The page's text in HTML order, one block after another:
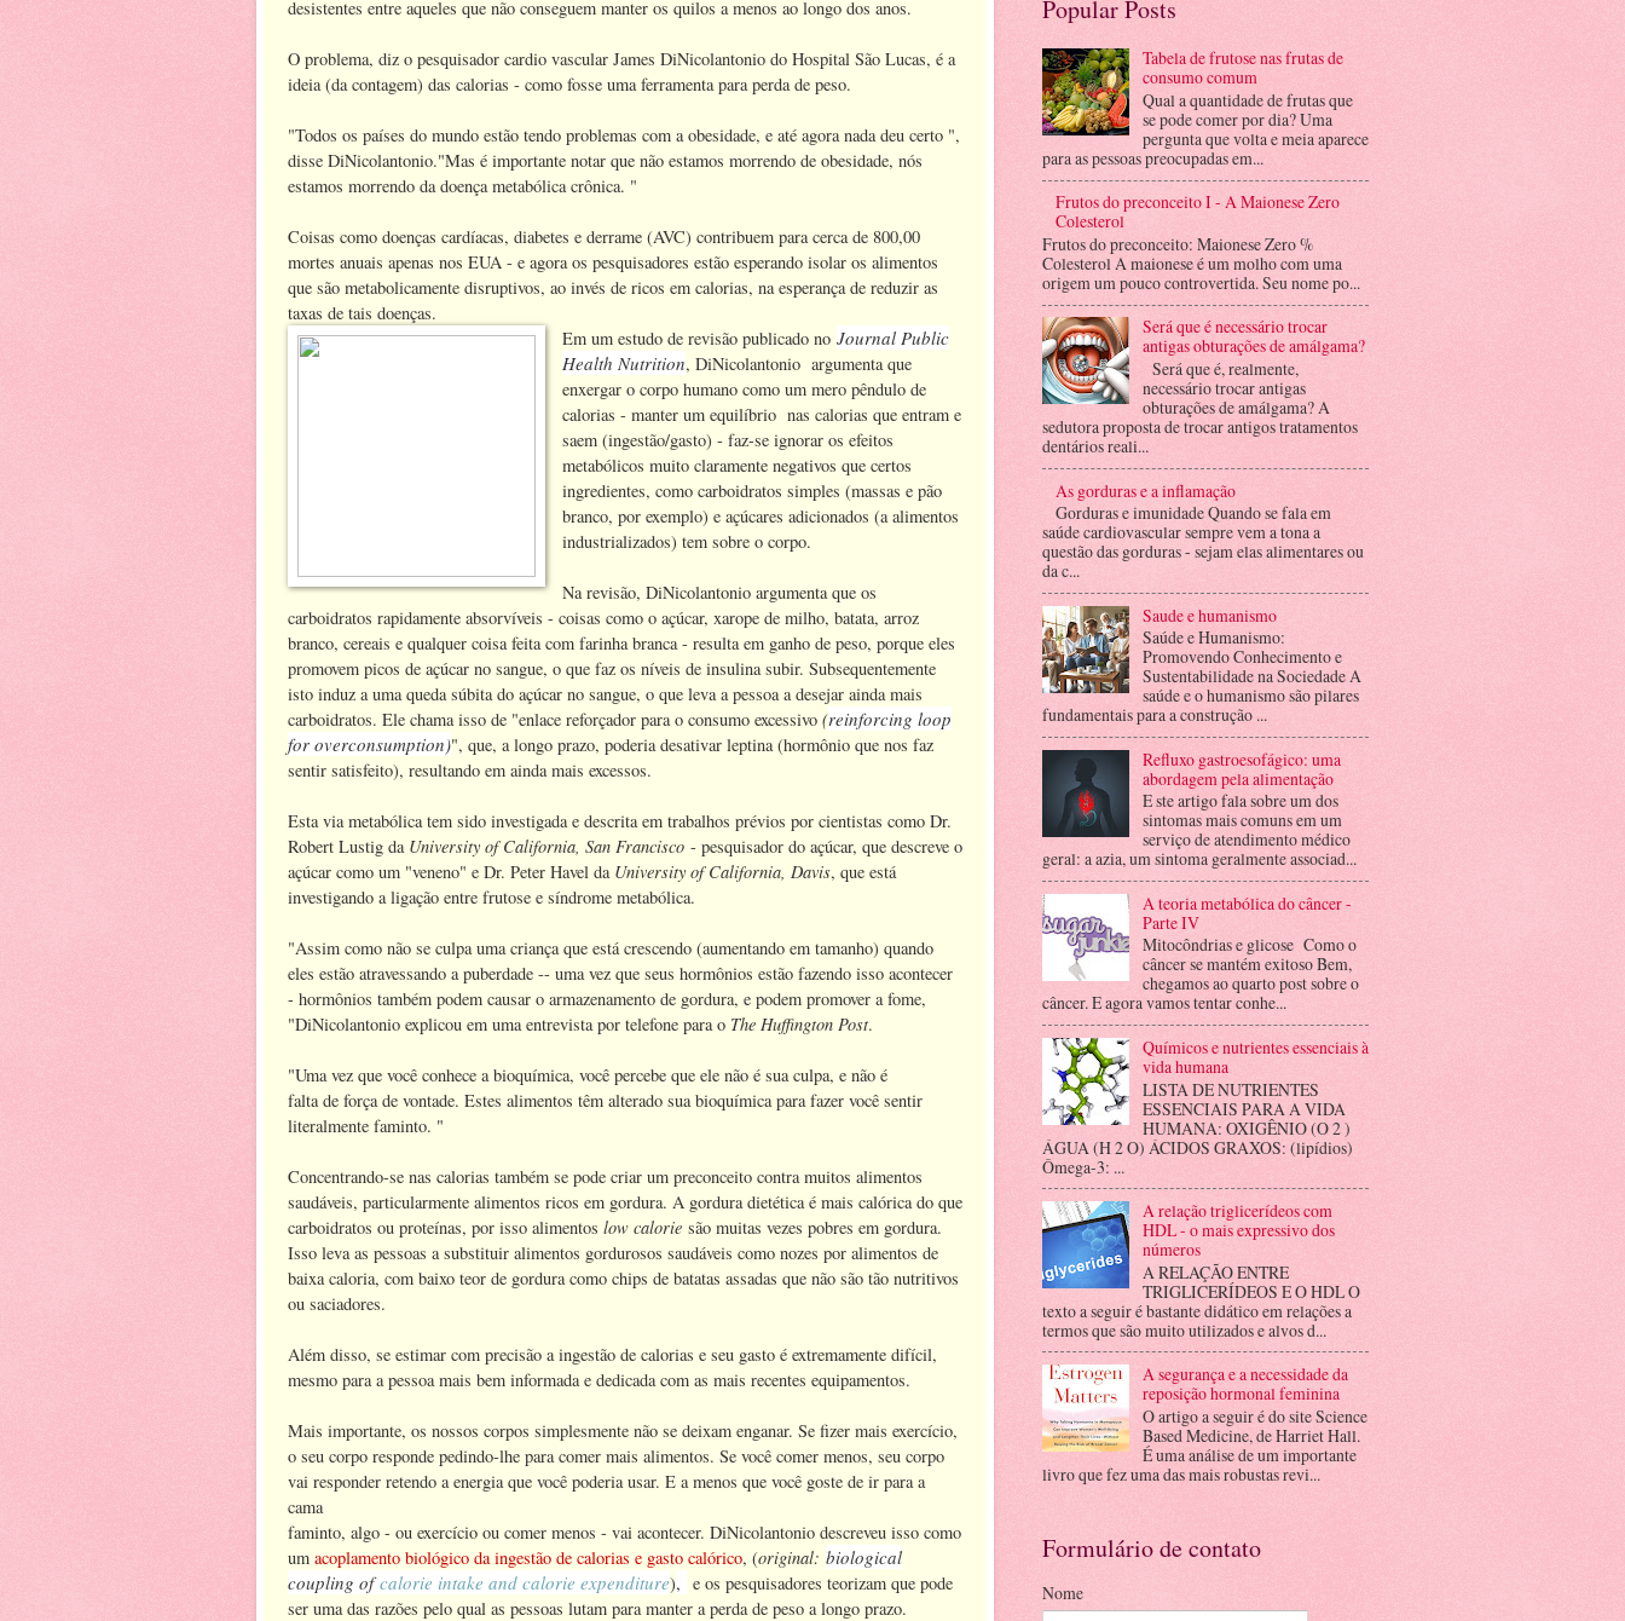
desistentes entre aqueles que não conseguem manter os quilos a menos ao longo dos anos.
O problema, diz o pesquisador cardio vascular James DiNicolantonio do Hospital São Lucas, é a
ideia (da contagem) das calorias - como fosse uma ferramenta para perda de peso.
"Todos os países do mundo estão tendo problemas com a obesidade, e até agora nada deu certo ",
disse DiNicolantonio."Mas é importante notar que não estamos morrendo de obesidade, nós
estamos morrendo da doença metabólica crônica. "
Coisas como doenças cardíacas, diabetes e derrame (AVC) contribuem para cerca de 800,00
mortes anuais apenas nos EUA - e agora os pesquisadores estão esperando isolar os alimentos
que são metabolicamente disruptivos, ao invés de ricos em calorias, na esperança de reduzir as
taxas de tais doenças.
Em um estudo de revisão publicado noJournal Public
Health Nutrition, DiNicolantonio argumenta que
enxergar o corpo humano como um mero pêndulo de
calorias - manter um equilíbrio nas calorias que entram e
saem (ingestão/gasto) - faz-se ignorar os efeitos
metabólicos muito claramente negativos que certos
ingredientes, como carboidratos simples (massas e pão
branco, por exemplo) e açúcares adicionados (a alimentos
industrializados) tem sobre o corpo.
Na revisão, DiNicolantonio argumenta que os
carboidratos rapidamente absorvíveis - coisas como o açúcar, xarope de milho, batata, arroz
branco, cereais e qualquer coisa feita com farinha branca - resulta em ganho de peso, porque eles
promovem picos de açúcar no sangue, o que faz os níveis de insulina subir. Subsequentemente
isto induz a uma queda súbita do açúcar no sangue, o que leva a pessoa a desejar ainda mais
carboidratos. Ele chama isso de "enlace reforçador para o consumo excessivo (reinforcing loop
for overconsumption)", que, a longo prazo, poderia desativar leptina (hormônio que nos faz
sentir satisfeito), resultando em ainda mais excessos.
Esta via metabólica tem sido investigada e descrita em trabalhos prévios por cientistas como Dr.
Robert Lustig da University of California, San Francisco - pesquisador do açúcar, que descreve o
açúcar como um "veneno" e Dr. Peter Havel da University of California, Davis, que está
investigando a ligação entre frutose e síndrome metabólica.
"Assim como não se culpa uma criança que está crescendo (aumentando em tamanho) quando
eles estão atravessando a puberdade -- uma vez que seus hormônios estão fazendo isso acontecer
- hormônios também podem causar o armazenamento de gordura, e podem promover a fome,
"DiNicolantonio explicou em uma entrevista por telefone para o The Huffington Post.
"Uma vez que você conhece a bioquímica, você percebe que ele não é sua culpa, e não é
falta de força de vontade. Estes alimentos têm alterado sua bioquímica para fazer você sentir
literalmente faminto. "
Concentrando-se nas calorias também se pode criar um preconceito contra muitos alimentos
saudáveis, particularmente alimentos ricos em gordura. A gordura dietética é mais calórica do que
carboidratos ou proteínas, por isso alimentos low calorie são muitas vezes pobres em gordura.
Isso leva as pessoas a substituir alimentos gordurosos saudáveis como nozes por alimentos de
baixa caloria, com baixo teor de gordura como chips de batatas assadas que não são tão nutritivos
ou saciadores.
Além disso, se estimar com precisão a ingestão de calorias e seu gasto é extremamente difícil,
mesmo para a pessoa mais bem informada e dedicada com as mais recentes equipamentos.
Mais importante, os nossos corpos simplesmente não se deixam enganar. Se fizer mais exercício,
o seu corpo responde pedindo-lhe para comer mais alimentos. Se você comer menos, seu corpo
vai responder retendo a energia que você poderia usar. E a menos que você goste de ir para a
cama
faminto, algo - ou exercício ou comer menos - vai acontecer. DiNicolantonio descreveu isso como
um acoplamento biológico da ingestão de calorias e gasto calórico, (original: biological
coupling ofcalorie intake and calorie expenditure), e os pesquisadores teorizam que pode
ser uma das razões pelo qual as pessoas lutam para manter a perda de peso a longo prazo.
Popular Posts
Tabela de frutose nas frutas de
consumo comum
Qual a quantidade de frutas que
se pode comer por dia? Uma
pergunta que volta e meia aparece
para as pessoas preocupadas em...
Frutos do preconceito I - A Maionese Zero
Colesterol
Frutos do preconceito: Maionese Zero %
Colesterol A maionese é um molho com uma
origem um pouco controvertida. Seu nome po...
Será que é necessário trocar
antigas obturações de amálgama?
Será que é, realmente,
necessário trocar antigas
obturações de amálgama? A
sedutora proposta de trocar antigos tratamentos
dentários reali...
As gorduras e a inflamação
Gorduras e imunidade Quando se fala em
saúde cardiovascular sempre vem a tona a
questão das gorduras - sejam elas alimentares ou
da c...
Saude e humanismo
Saúde e Humanismo:
Promovendo Conhecimento e
Sustentabilidade na Sociedade A
saúde e o humanismo são pilares
fundamentais para a construção ...
Refluxo gastroesofágico: uma
abordagem pela alimentação
E ste artigo fala sobre um dos
sintomas mais comuns em um
serviço de atendimento médico
geral: a azia, um sintoma geralmente associad...
A teoria metabólica do câncer -
Parte IV
Mitocôndrias e glicose Como o
câncer se mantém exitoso Bem,
chegamos ao quarto post sobre o
câncer. E agora vamos tentar conhe...
Químicos e nutrientes essenciais à
vida humana
LISTA DE NUTRIENTES
ESSENCIAIS PARA A VIDA
HUMANA: OXIGÊNIO (O 2 )
ÁGUA (H 2 O) ÁCIDOS GRAXOS: (lipídios)
Ômega-3: ...
A relação triglicerídeos com
HDL - o mais expressivo dos
números
A RELAÇÃO ENTRE
TRIGLICERÍDEOS E O HDL O
texto a seguir é bastante didático em relações a
termos que são muito utilizados e alvos d...
A segurança e a necessidade da
reposição hormonal feminina
O artigo a seguir é do site Science
Based Medicine, de Harriet Hall.
É uma análise de um importante
livro que fez uma das mais robustas revi...
Formulário de contato
Nome